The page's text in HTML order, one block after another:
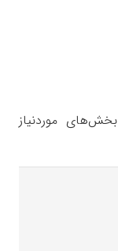
بخش‌های موردنیاز